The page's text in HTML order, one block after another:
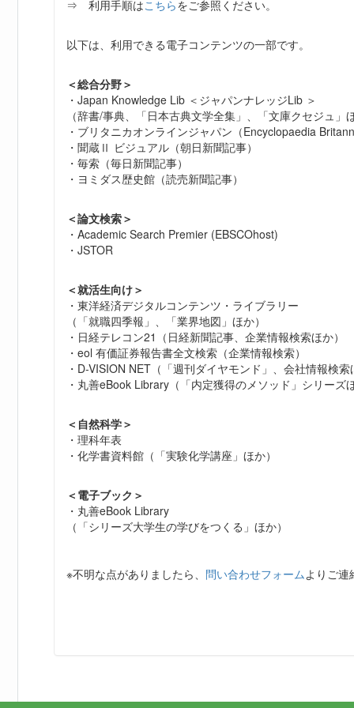
⇒ 利用手順はこちらをご参照ください。
以下は、利用できる電子コンテンツの一部です。
＜総合分野＞
・Japan Knowledge Lib ＜ジャパンナレッジLib ＞
（辞書/事典、「日本古典文学全集」、「文庫クセジュ」ほ
・ブリタニカオンラインジャパン（Encyclopaedia
・聞蔵Ⅱ ビジュアル（朝日新聞記事）
・毎索（毎日新聞記事）
・ヨミダス歴史館（読売新聞記事）
＜論文検索＞
・Academic Search Premier (EBSCOhost)
・JSTOR
＜就活生向け＞
・東洋経済デジタルコンテンツ・ライブラリー
（「就職四季報」、「業界地図」ほか）
・日経テレコン21（日経新聞記事、企業情報検索ほか）
・eol 有価証券報告書全文検索（企業情報検索）
・D-VISION NET（「週刊ダイヤモンド」、会社情報検索
・丸善eBook Library（「内定獲得のメソッド」シリーズほ
＜自然科学＞
・理科年表
・化学書資料館（「実験化学講座」ほか）
＜電子ブック＞
・丸善eBook Library
（「シリーズ大学生の学びをつくる」ほか）
※不明な点がありましたら、 問い合わせフォーム よりご連